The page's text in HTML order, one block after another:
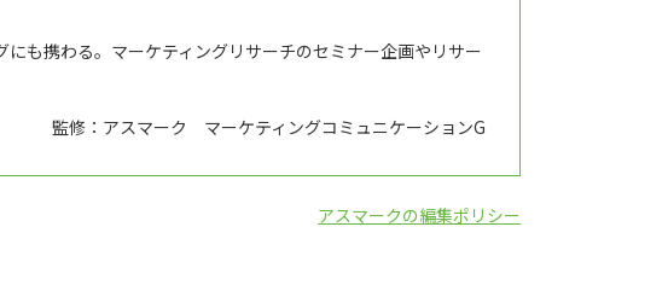
も携わる。マーケティングリサーチのセミナー企画やリサー
監修：アスマーク マーケティングコミュニケーションG
アスマークの編集ポリシー